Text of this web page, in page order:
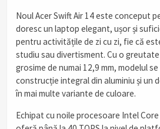
Noul Acer Swift Air 14 este conceput
doresc un laptop elegant, ușor și
pentru activitățile de zi cu zi, fie că
studiu sau divertisment. Cu o
grosime de numai 12,9 mm, modelul
construcție integral din aluminiu și un
în mai multe variante de culoare.
Echipat cu noile procesoare Intel Core